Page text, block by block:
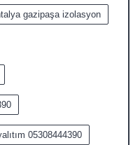
gazipaşa izolasyon
05308444390